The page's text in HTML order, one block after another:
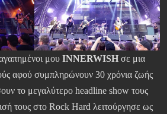
μου INNERWISH σε μια
αφού συμπληρώνουν 30 χρόνια ζωής
το μεγαλύτερο headline show τους
τους στο Rock Hard λειτούργησε ως